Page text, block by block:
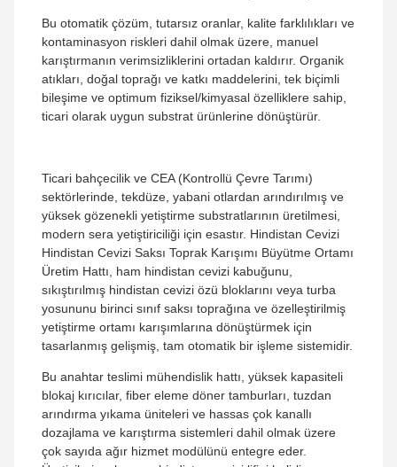
Bu otomatik çözüm, tutarsız oranlar, kalite farklılıkları ve
kontaminasyon riskleri dahil olmak üzere, manuel
karıştırmanın verimsizliklerini ortadan kaldırır. Organik
atıkları, doğal toprağı ve katkı maddelerini, tek biçimli
bileşime ve optimum fiziksel/kimyasal özelliklere sahip,
ticari olarak uygun substrat ürünlerine dönüştürür.
Ticari bahçecilik ve CEA (Kontrollü Çevre Tarımı)
sektörlerinde, tekdüze, yabani otlardan arındırılmış ve
yüksek gözenekli yetiştirme substratlarının üretilmesi,
modern sera yetiştiriciliği için esastır. Hindistan Cevizi
Hindistan Cevizi Saksı Toprak Karışımı Büyütme Ortamı
Üretim Hattı, ham hindistan cevizi kabuğunu,
sıkıştırılmış hindistan cevizi özü bloklarını veya turba
yosununu birinci sınıf saksı toprağına ve özelleştirilmiş
yetiştirme ortamı karışımlarına dönüştürmek için
tasarlanmış gelişmiş, tam otomatik bir işleme sistemidir.
Bu anahtar teslimi mühendislik hattı, yüksek kapasiteli
blokaj kırıcılar, fiber eleme döner tamburları, tuzdan
arındırma yıkama üniteleri ve hassas çok kanallı
dozajlama ve karıştırma sistemleri dahil olmak üzere
çok sayıda ağır hizmet modülünü entegre eder.